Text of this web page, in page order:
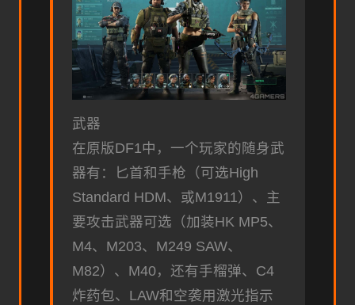
武器
在原版DF1中，一个玩家的随身武
器有：匕首和手枪（可选High
Standard HDM、或M1911）、主
要攻击武器可选（加装HK MP5、
M4、M203、M249 SAW、
M82）、M40，还有手榴弹、C4
炸药包、LAW和空袭用激光指示